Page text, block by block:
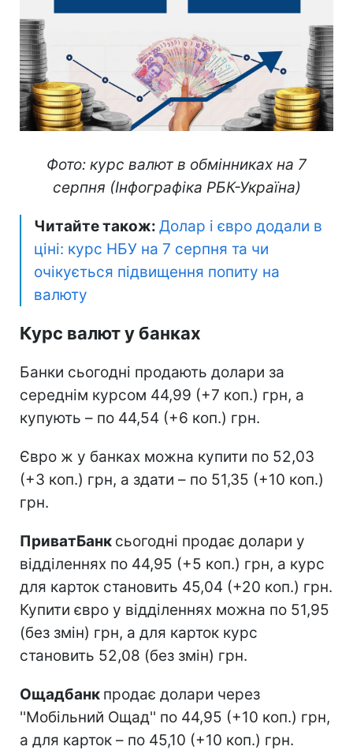
Фото: курс валют в обмінниках на 7
серпня (Інфографіка РБК-Україна)
Читайте також: Долар і євро додали в
ціні: курс НБУ на 7 серпня та чи
очікується підвищення попиту на
валюту
Курс валют у банках
Банки сьогодні продають долари за
середнім курсом 44,99 (+7 коп.) грн, а
купують – по 44,54 (+6 коп.) грн.
Євро ж у банках можна купити по 52,03
(+3 коп.) грн, а здати – по 51,35 (+10 коп.)
грн.
ПриватБанк сьогодні продає долари у
відділеннях по 44,95 (+5 коп.) грн, а курс
для карток становить 45,04 (+20 коп.) грн.
Купити євро у відділеннях можна по 51,95
(без змін) грн, а для карток курс
становить 52,08 (без змін) грн.
Ощадбанк продає долари через
''Мобільний Ощад'' по 44,95 (+10 коп.) грн,
а для карток – по 45,10 (+10 коп.) грн.